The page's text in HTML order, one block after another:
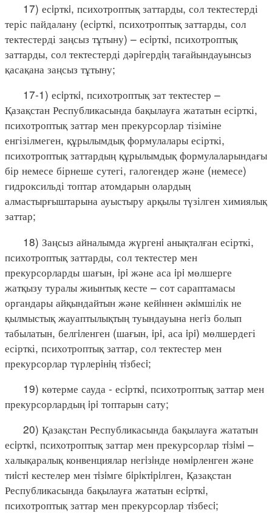
17) есiрткi, психотроптық заттарды, сол тектестерді
теріс пайдалану (есiрткi, психотроптық заттарды, сол
тектестерді заңсыз тұтыну) – есiрткi, психотроптық
заттарды, сол тектестерді дәрiгердiң тағайындауынсыз
қасақана заңсыз тұтыну;
17-1) есiрткi, психотроптық зат тектестер –
Қазақстан Республикасында бақылауға жататын есірткі,
психотроптық заттар мен прекурсорлар тізіміне
енгізілмеген, құрылымдық формулалары есірткі,
психотроптық заттардың құрылымдық формулаларындағы
бір немесе бірнеше сутегі, галогендер және (немесе)
гидроксильді топтар атомдарын олардың
алмастырғыштарына ауыстыру арқылы түзілген химиялық
заттар;
18) Заңсыз айналымда жүргенi анықталған есірткі,
психотроптық заттарды, сол тектестер мен
прекурсорларды шағын, iрi және аса iрi мөлшерге
жатқызу туралы жиынтық кесте – сот сараптамасы
органдары айқындайтын және кейiннен әкiмшілік не
қылмыстық жауаптылықтың туындауына негiз болып
табылатын, белгiленген (шағын, iрi, аса iрi) мөлшердегі
есірткі, психотроптық заттар, сол тектестер мен
прекурсорлар түрлерiнiң тiзбесi;
19) көтерме сауда - есiрткi, психотроптық заттар мен
прекурсорлардың iрi топтарын сату;
20) Қазақстан Республикасында бақылауға жататын
есiрткi, психотроптық заттар мен прекурсорлар тiзiмi –
халықаралық конвенциялар негiзiнде нөмiрленген және
тиiстi кестелер мен тiзiмге бiрiктiрiлген, Қазақстан
Республикасында бақылауға жататын есiрткi,
психотроптық заттар мен прекурсорлар тiзбесi;